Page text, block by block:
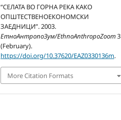
“СЕЛАТА ВО ГОРНА РЕКА КАКО
ОПШТЕСТВЕНОЕКОНОМСКИ
ЗАЕДНИЦИ”. 2003.
ЕтноАнтропоЗум/EthnoAnthropoZoom3
(February).
https://doi.org/10.37620/EAZ0330136m.
More Citation Formats